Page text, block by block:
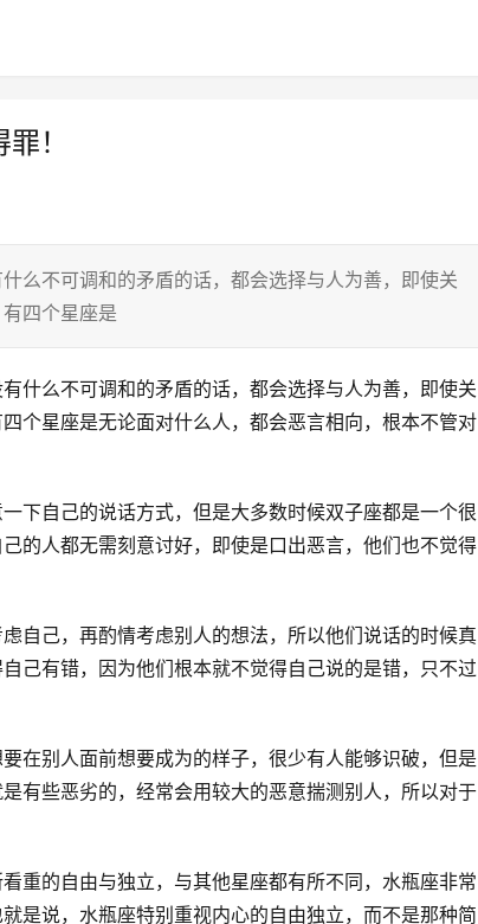
！
么不可调和的矛盾的话，都会选择与人为善，即使关
四个星座是
么不可调和的矛盾的话，都会选择与人为善，即使关
个星座是无论面对什么人，都会恶言相向，根本不管对
自己的说话方式，但是大多数时候双子座都是一个很
的人都无需刻意讨好，即使是口出恶言，他们也不觉得
己，再酌情考虑别人的想法，所以他们说话的时候真
己有错，因为他们根本就不觉得自己说的是错，只不过
别人面前想要成为的样子，很少有人能够识破，但是
有些恶劣的，经常会用较大的恶意揣测别人，所以对于
的自由与独立，与其他星座都有所不同，水瓶座非常
是说，水瓶座特别重视内心的自由独立，而不是那种简